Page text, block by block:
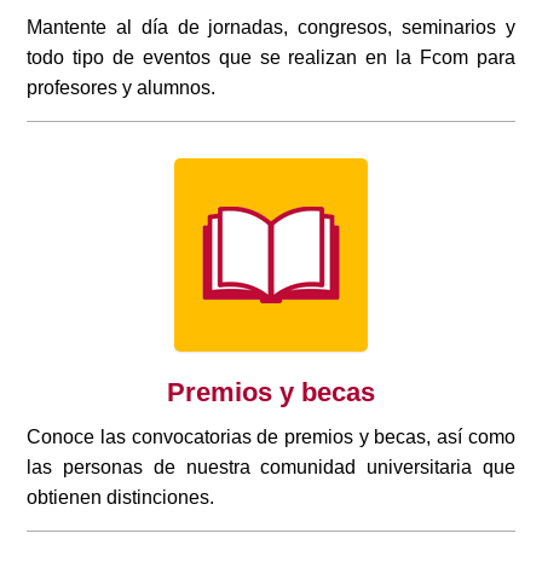
Mantente al día de jornadas, congresos, seminarios y
todo tipo de eventos que se realizan en la Fcom para
profesores y alumnos.
Premios y becas
Conoce las convocatorias de premios y becas, así como
las personas de nuestra comunidad universitaria que
obtienen distinciones.